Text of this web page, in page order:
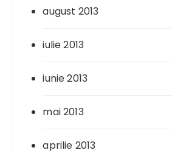
august 2013
iulie 2013
iunie 2013
mai 2013
aprilie 2013